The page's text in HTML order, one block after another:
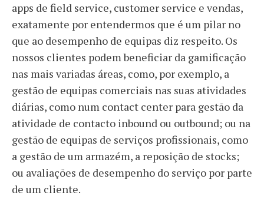
apps de field service, customer service e vendas,
exatamente por entendermos que é um pilar no
que ao desempenho de equipas diz respeito. Os
nossos clientes podem beneficiar da gamificação
nas mais variadas áreas, como, por exemplo, a
gestão de equipas comerciais nas suas atividades
diárias, como num contact center para gestão da
atividade de contacto inbound ou outbound; ou na
gestão de equipas de serviços profissionais, como
a gestão de um armazém, a reposição de stocks;
ou avaliações de desempenho do serviço por parte
de um cliente.